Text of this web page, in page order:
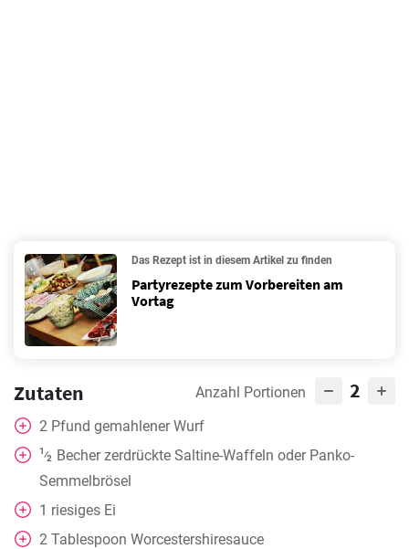
Das Rezept ist in diesem Artikel zu finden
Partyrezepte zum Vorbereiten am
Vortag
Zutaten Anzahl Portionen 2
2 Pfund gemahlener Wurf
1⁄2 Becher zerdrückte Saltine-Waffeln oder Panko-
Semmelbrösel
1 riesiges Ei
2 Tablespoon Worcestershiresauce